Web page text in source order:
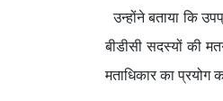
उन्होंने बताया कि
बीडीसी सदस्यों की
मताधिकार का प्रयोग